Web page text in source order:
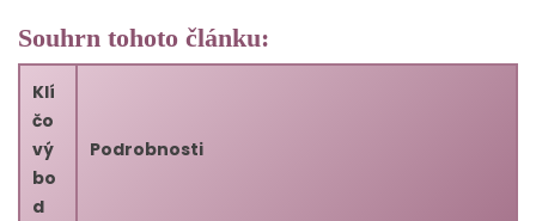
uhlíku C60
6. Porozumění antioxidantům
7. C60 a boj proti stárnutí
8. Závěr
9. Často kladené otázky
Souhrn tohoto článku:
Klí
čo
vý
bo
d
Podrobnosti